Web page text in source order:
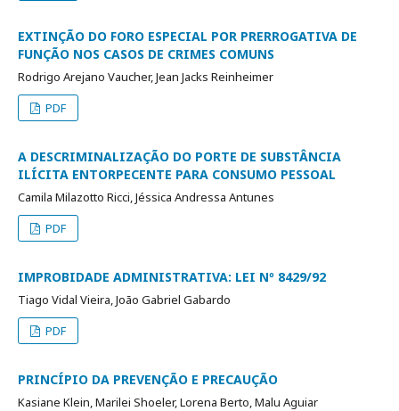
EXTINÇÃO DO FORO ESPECIAL POR PRERROGATIVA DE
FUNÇÃO NOS CASOS DE CRIMES COMUNS
Rodrigo Arejano Vaucher, Jean Jacks Reinheimer
PDF
A DESCRIMINALIZAÇÃO DO PORTE DE SUBSTÂNCIA
ILÍCITA ENTORPECENTE PARA CONSUMO PESSOAL
Camila Milazotto Ricci, Jéssica Andressa Antunes
PDF
IMPROBIDADE ADMINISTRATIVA: LEI Nº 8429/92
Tiago Vidal Vieira, João Gabriel Gabardo
PDF
PRINCÍPIO DA PREVENÇÃO E PRECAUÇÃO
Kasiane Klein, Marilei Shoeler, Lorena Berto, Malu Aguiar